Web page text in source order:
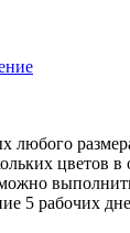
любого
цветов в
5 рабочих